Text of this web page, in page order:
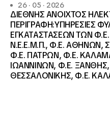
26 · 05 · 2026
ΔΙΕΘΝΗΣ ΑΝΟΙΧΤΟΣ
ΠΕΡΙΓΡΑΦΗ:ΥΠΗΡΕΣΙΕΣ
ΕΓΚΑΤΑΣΤΑΣΕΩΝ ΤΩΝ
Ν.Ε.Ε.Μ.Π., Φ.Ε. ΑΘΗΝΩΝ,
Φ.Ε. ΠΑΤΡΩΝ, Φ.Ε.
ΙΩΑΝΝΙΝΩΝ, Φ.Ε.
ΘΕΣΣΑΛΟΝΙΚΗΣ, Φ.Ε.